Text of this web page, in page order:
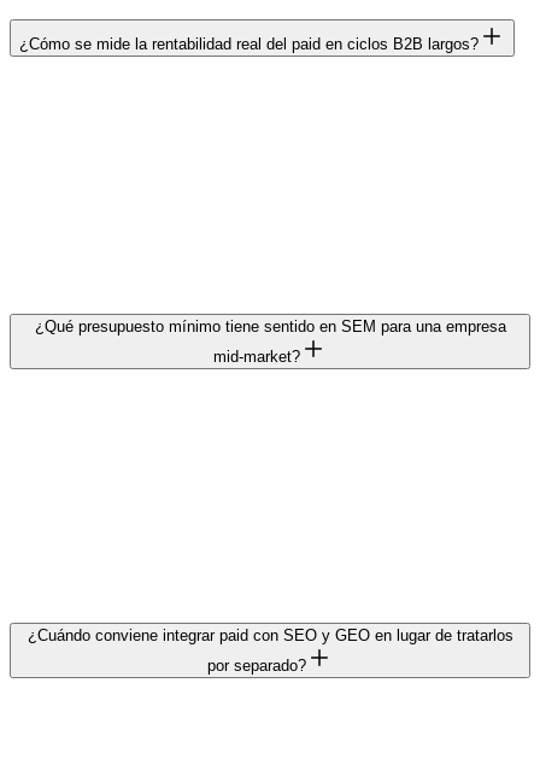
¿Cómo se mide la rentabilidad real del paid en ciclos B2B largos?
¿Qué presupuesto mínimo tiene sentido en SEM para una empresa
mid-market?
¿Cuándo conviene integrar paid con SEO y GEO en lugar de tratarlos
por separado?